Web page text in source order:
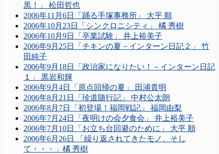
黒！」 松田哲也
2006年11月6日「踊る手塚事務所」 大平 順
2006年10月23日「シンクロニシティ」 橘 秀樹
2006年10月9日「卒業試験」 井上裕美子
2006年9月25日「チキンの夏－インターン日記２」 竹
田純子
2006年9月18日「政治家になりたい！－インターン日記
１」 黒岩和輝
2006年9月4日「原点回帰の夏」 田浦貴明
2006年8月21日「珍道随行記」 中村公太朗
2006年8月7日「初登場！福岡戦記」 福岡由梨
2006年7月24日「夜明けの会夕食会」 井上裕美子
2006年7月10日「お立ち台回避のために」 大平 順
2006年6月26日 「繰り返されてきたモノ、そし
て・・・」橘 秀樹